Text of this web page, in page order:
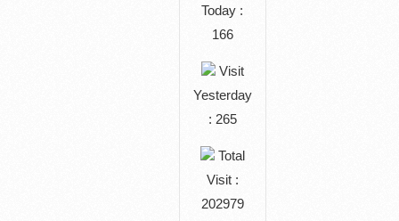
Today :
166
Visit
Yesterday
: 265
Total
Visit :
202979